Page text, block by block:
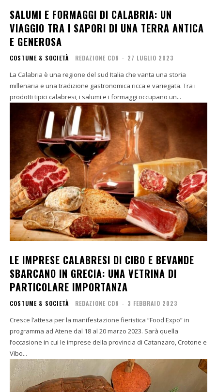
SALUMI E FORMAGGI DI CALABRIA: UN
VIAGGIO TRA I SAPORI DI UNA TERRA ANTICA
E GENEROSA
COSTUME & SOCIETÀ REDAZIONE CDN - 27 LUGLIO 2023
La Calabria è una regione del sud Italia che vanta una storia
millenaria e una tradizione gastronomica ricca e variegata. Tra i
prodotti tipici calabresi, i salumi e i formaggi occupano un...
LE IMPRESE CALABRESI DI CIBO E BEVANDE
SBARCANO IN GRECIA: UNA VETRINA DI
PARTICOLARE IMPORTANZA
COSTUME & SOCIETÀ REDAZIONE CDN - 3 FEBBRAIO 2023
Cresce l’attesa per la manifestazione fieristica “Food Expo” in
programma ad Atene dal 18 al 20 marzo 2023. Sarà quella
l’occasione in cui le imprese della provincia di Catanzaro, Crotone e
Vibo...